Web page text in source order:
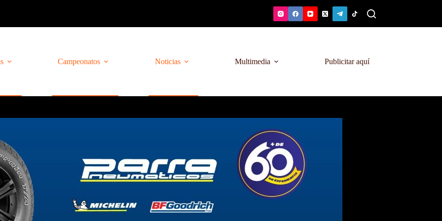
Campeonatos Noticias Multimedia Publicitar aquí